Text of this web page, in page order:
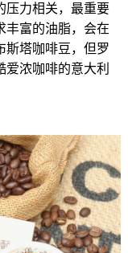
压力相关，最重要
丰富的油脂，会在
斯塔咖啡豆，但罗
浓咖啡的意大利